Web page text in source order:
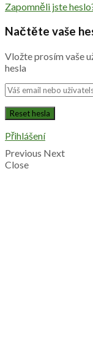
Zapomněli jste
Načtěte vaše
Vložte prosím vaše
hesla
Přihlášení
Previous Next
Close